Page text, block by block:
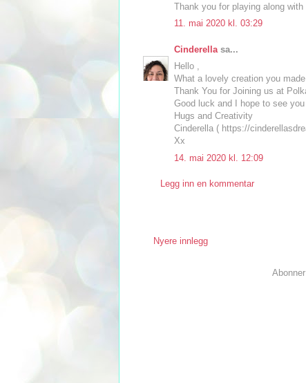
Thank you for playing along
11. mai 2020 kl. 03:29
Cinderella sa...
Hello ,
What a lovely creation you
Thank You for Joining us at
Good luck and I hope to see
Hugs and Creativity
Cinderella ( https://
Xx
14. mai 2020 kl. 12:09
Legg inn en kommentar
Nyere innlegg